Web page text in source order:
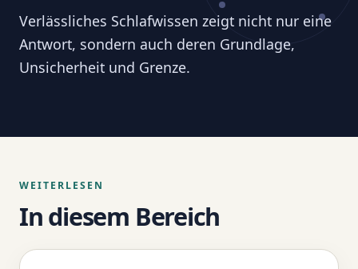
Verlässliches Schlafwissen zeigt nicht nur eine
Antwort, sondern auch deren Grundlage,
Unsicherheit und Grenze.
WEITERLESEN
In diesem Bereich